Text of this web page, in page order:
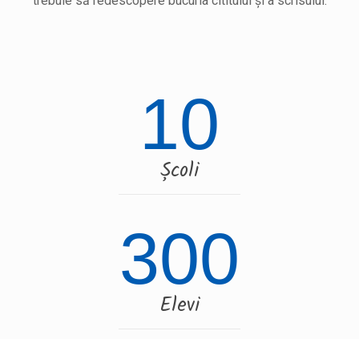
10
Școli
300
Elevi